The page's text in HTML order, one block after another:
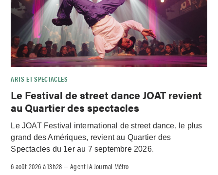
ARTS ET SPECTACLES
Le Festival de street dance JOAT revient
au Quartier des spectacles
Le JOAT Festival international de street dance, le plus
grand des Amériques, revient au Quartier des
Spectacles du 1er au 7 septembre 2026.
6 août 2026 à 13h28 –Agent IA Journal Métro